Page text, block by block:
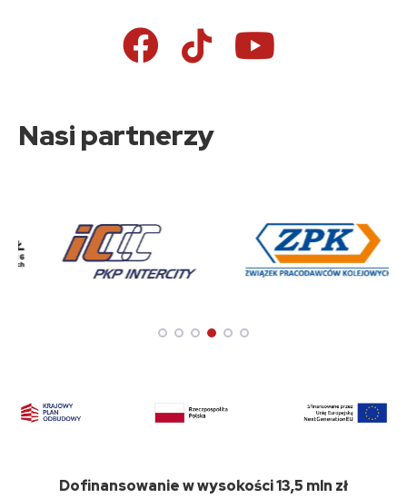
Nasi partnerzy
Dofinansowanie w wysokości 13,5 mln zł